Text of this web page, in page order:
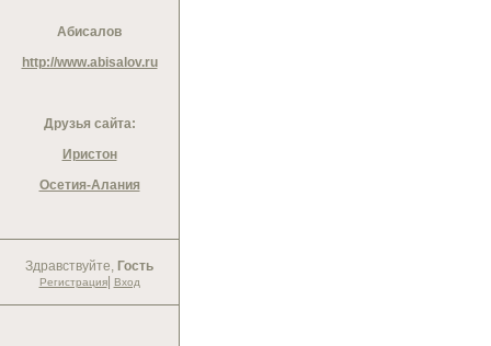
Абисалов
http://www.abisalov.ru
Друзья сайта:
Иристон
Осетия-Алания
Здравствуйте, Гость
Регистрация| Вход